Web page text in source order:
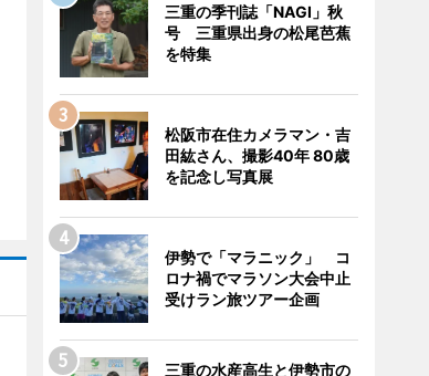
三重の季刊誌「NAGI」秋
号 三重県出身の松尾芭蕉
を特集
松阪市在住カメラマン・吉
田紘さん、撮影40年 80歳
を記念し写真展
伊勢で「マラニック」 コ
ロナ禍でマラソン大会中止
受けラン旅ツアー企画
三重の水産高生と伊勢市の